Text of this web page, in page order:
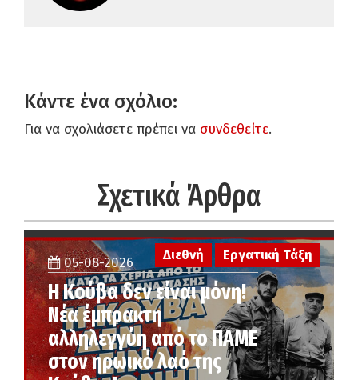
Κάντε ένα σχόλιο:
Για να σχολιάσετε πρέπει να συνδεθείτε.
Σχετικά Άρθρα
Διεθνή Εργατική Τάξη
05-08-2026
Η Κούβα δεν είναι μόνη!
Νέα έμπρακτη
αλληλεγγύη από το ΠΑΜΕ
στον ηρωικό λαό της